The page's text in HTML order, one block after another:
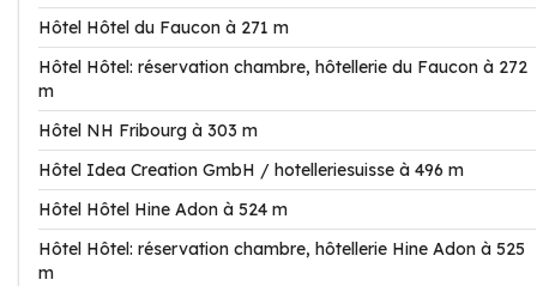
Hôtel Hôtel du Faucon à 271 m
Hôtel Hôtel: réservation chambre, hôtellerie du Faucon à 272
m
Hôtel NH Fribourg à 303 m
Hôtel Idea Creation GmbH / hotelleriesuisse à 496 m
Hôtel Hôtel Hine Adon à 524 m
Hôtel Hôtel: réservation chambre, hôtellerie Hine Adon à 525
m